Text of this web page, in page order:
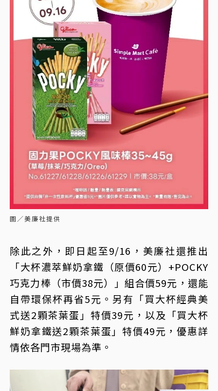
圖／美廉社提供
除此之外，即日起至9/16，美廉社還推出
「大杯濃萃鮮奶拿鐵（原價60元）+POCKY
巧克力棒（市價38元）」組合價59元，還能
自帶環保杯再省5元。另有「買大杯經典美
式送2顆茶葉蛋」特價39元，以及「買大杯
鮮奶拿鐵送2顆茶葉蛋」特價49元，優惠詳
情依各門市現場為準。